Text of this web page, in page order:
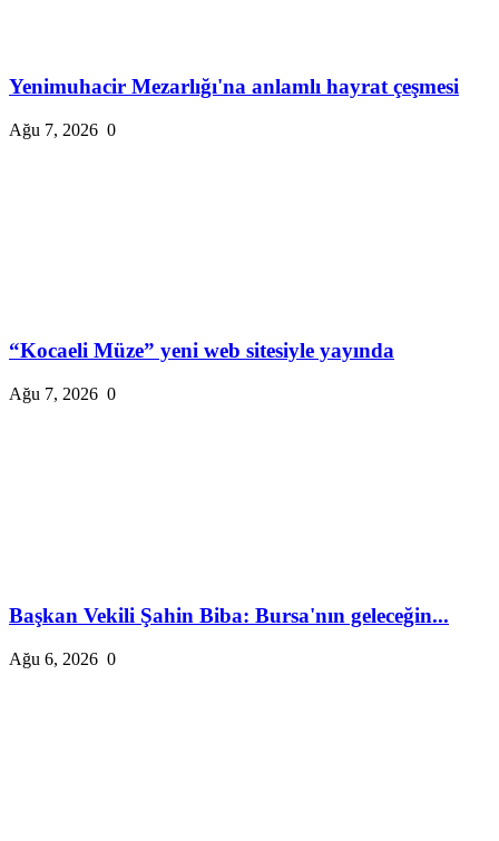
Yenimuhacir Mezarlığı'na anlamlı hayrat çeşmesi
Ağu 7, 2026 0
“Kocaeli Müze” yeni web sitesiyle yayında
Ağu 7, 2026 0
Başkan Vekili Şahin Biba: Bursa'nın geleceğin...
Ağu 6, 2026 0